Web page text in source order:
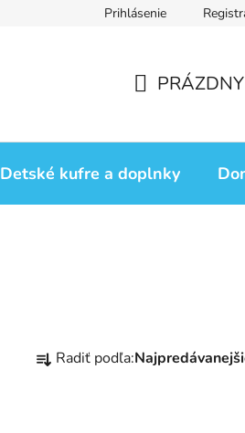
Vrátenie tovaru Obchodné
Prihlásenie
KOŠÍK
Detské kufre a doplnky
a Radiť podľa: